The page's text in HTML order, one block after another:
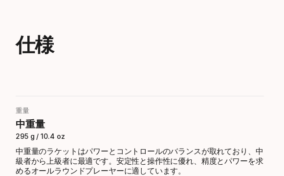
仕様
重量
中重量
295 g / 10.4 oz
中重量のラケットはパワーとコントロールのバランスが取れており、中
級者から上級者に最適です。安定性と操作性に優れ、精度とパワーを求
めるオールラウンドプレーヤーに適しています。